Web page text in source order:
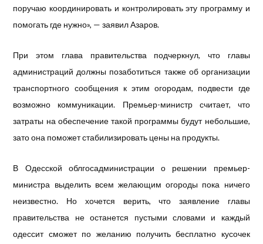
поручаю координировать и контролировать эту программу и
помогать где нужно», — заявил Азаров.
При этом глава правительства подчеркнул, что главы
администраций должны позаботиться также об организации
транспортного сообщения к этим огородам, подвести где
возможно коммуникации. Премьер-министр считает, что
затраты на обеспечение такой программы будут небольшие,
зато она поможет стабилизировать цены на продукты.
В Одесской облгосадминистрации о решении премьер-
министра выделить всем желающим огороды пока ничего
неизвестно. Но хочется верить, что заявление главы
правительства не останется пустыми словами и каждый
одессит сможет по желанию получить бесплатно кусочек